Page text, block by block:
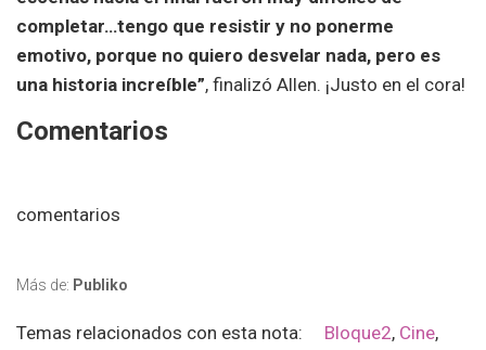
completar…tengo que resistir y no ponerme
emotivo, porque no quiero desvelar nada, pero es
una historia increíble”, finalizó Allen. ¡Justo en el cora!
Comentarios
comentarios
Más de: Publiko
Temas relacionados con esta nota: Bloque2, Cine,